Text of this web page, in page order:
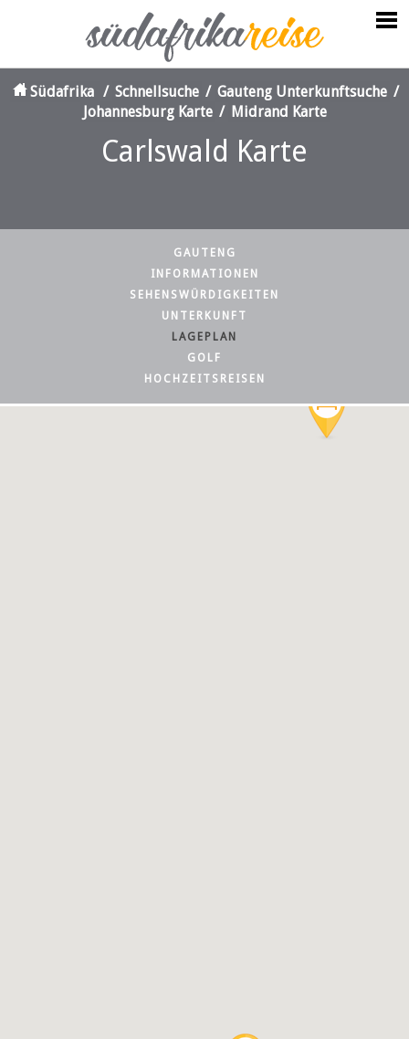
Carlswald Karte
Südafrika / Schnellsuche / Gauteng Unterkunftsuche /
Johannesburg Karte / Midrand Karte
GAUTENG
INFORMATIONEN
SEHENSWÜRDIGKEITEN
UNTERKUNFT
LAGEPLAN
GOLF
HOCHZEITSREISEN